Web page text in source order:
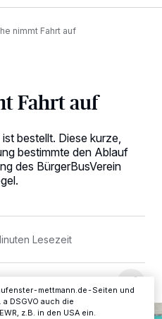
nimmt Fahrt auf
Fahrt auf
bestellt. Diese kurze,
bestimmte den Ablauf
des BürgerBusVerein
Lesezeit
und greifen auf
oder eindeutige
Auswahl von OK aktivieren Sie
„Wir und unsere Partner
so relevant für Sie. Sie können
indem Sie auf den Link
unseres Website. Weitere
mettmann.de-Seiten und
DSGVO auch die
z.B. in den USA ein.